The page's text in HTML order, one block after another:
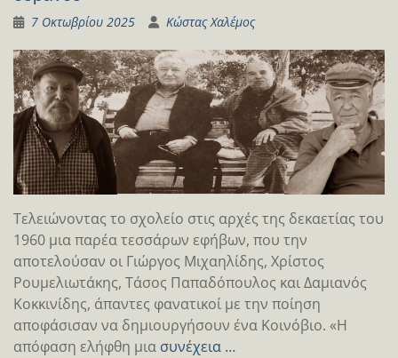
7 Οκτωβρίου 2025 Κώστας Χαλέμος
Τελειώνοντας το σχολείο στις αρχές της δεκαετίας του
1960 μια παρέα τεσσάρων εφήβων, που την
αποτελούσαν οι Γιώργος Μιχαηλίδης, Χρίστος
Ρουμελιωτάκης, Τάσος Παπαδόπουλος και Δαμιανός
Κοκκινίδης, άπαντες φανατικοί με την ποίηση
αποφάσισαν να δημιουργήσουν ένα Κοινόβιο. «Η
απόφαση ελήφθη μια συνέχεια …